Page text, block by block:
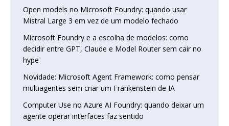
Open models no Microsoft Foundry: quando usar
Mistral Large 3 em vez de um modelo fechado
Microsoft Foundry e a escolha de modelos: como
decidir entre GPT, Claude e Model Router sem cair no
hype
Novidade: Microsoft Agent Framework: como pensar
multiagentes sem criar um Frankenstein de IA
Computer Use no Azure AI Foundry: quando deixar um
agente operar interfaces faz sentido